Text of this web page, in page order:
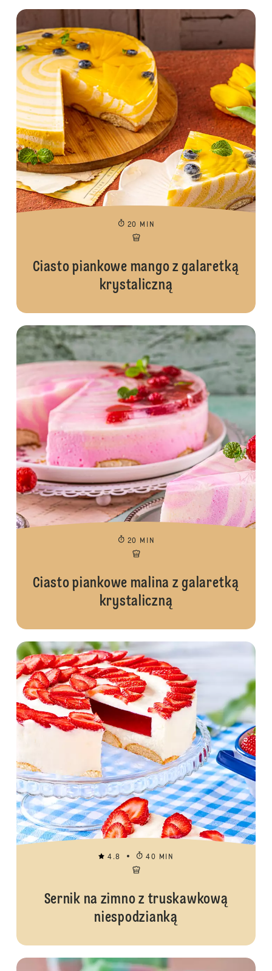
20 MIN
Ciasto piankowe mango z galaretką
krystaliczną
20 MIN
Ciasto piankowe malina z galaretką
krystaliczną
4.8 40 MIN
Sernik na zimno z truskawkową
niespodzianką